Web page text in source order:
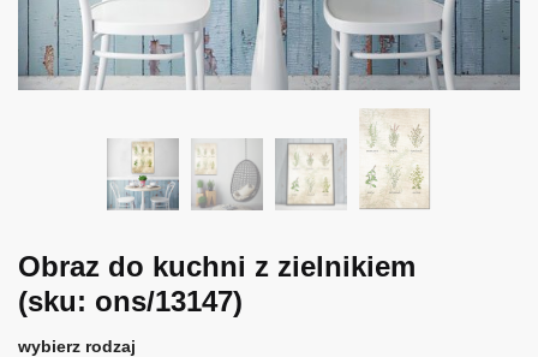
Obraz do kuchni z zielnikiem
(sku: ons/13147)
wybierz rodzaj